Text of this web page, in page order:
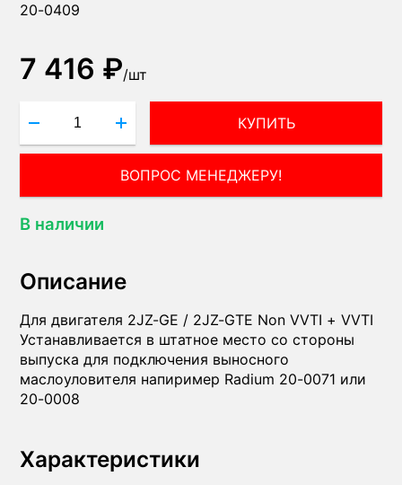
20-0409
7 416 ₽/шт
КУПИТЬ
ПОЛУЧИТЬ КОНСУЛЬТАЦИЮ ЭКСПЕРТА!
В наличии
Описание
Для двигателя 2JZ-GE / 2JZ-GTE Non VVTI + VVTI
Устанавливается в штатное место со стороны
выпуска для подключения выносного
маслоуловителя напиример Radium 20-0071 или
20-0008
Характеристики